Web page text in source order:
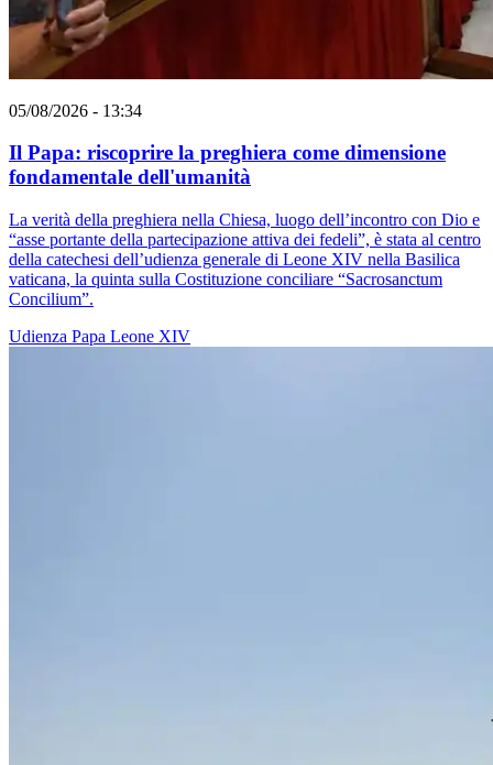
05/08/2026 - 13:34
Il Papa: riscoprire la preghiera come dimensione
fondamentale dell'umanità
La verità della preghiera nella Chiesa, luogo dell’incontro con Dio e
“asse portante della partecipazione attiva dei fedeli”, è stata al centro
della catechesi dell’udienza generale di Leone XIV nella Basilica
vaticana, la quinta sulla Costituzione conciliare “Sacrosanctum
Concilium”.
Udienza Papa Leone XIV